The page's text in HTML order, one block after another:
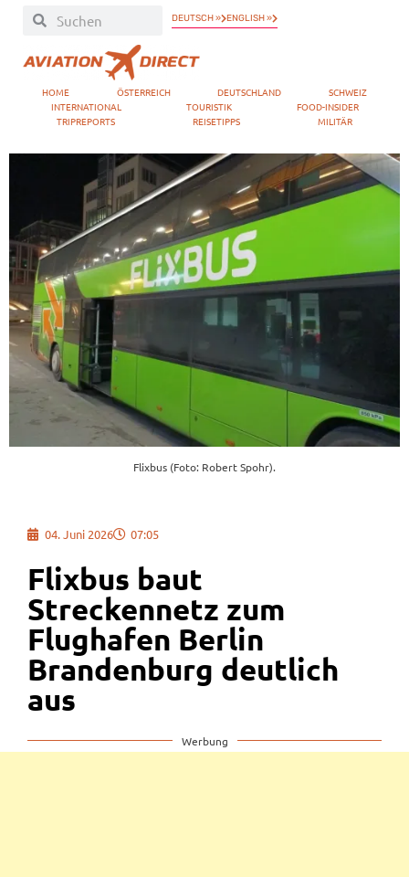
DEUTSCH » ENGLISH »
HOME ÖSTERREICH DEUTSCHLAND
SCHWEIZ
INTERNATIONAL
TOURISTIK
FOOD-INSIDER
TRIPREPORTS
REISETIPPS MILITÄR
Flixbus (Foto: Robert Spohr).
04. Juni 2026 07:05
Flixbus baut
Streckennetz zum
Flughafen Berlin
Brandenburg deutlich
aus
Werbung